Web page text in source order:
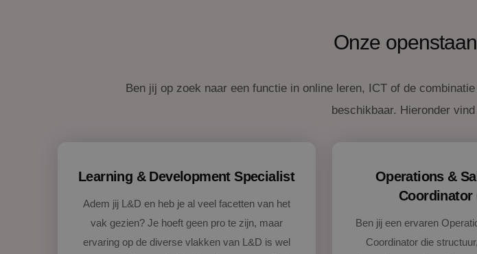
Onze
Ben jij op zoek naar een functie in online leren, ICT of de
beschikbaar. Hieronder
Learning & Development Specialist
Adem jij L&D en heb je al veel facetten van het
vak gezien? Je hoeft geen pro te zijn, maar
ervaring op de diverse vlakken van L&D is wel
Operations &
Coordinator
Ben jij een ervaren
Coordinator die